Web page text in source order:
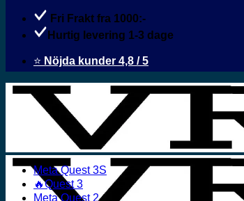
Fri Frakt fra 1000:-
Hurtig levering 1-3 dage
⭐ Nöjda kunder 4,8 / 5
Meta Quest 3S
🔥Quest 3
Meta Quest 2